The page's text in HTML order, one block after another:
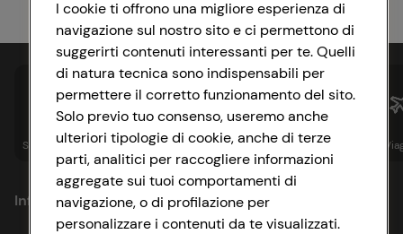
Spesa online Assicurazioni Sapori& Istituzionale
Informazioni
I cookie ti offrono una migliore esperienza di
navigazione sul nostro sito e ci permettono di
suggerirti contenuti interessanti per te. Quelli
di natura tecnica sono indispensabili per
permettere il corretto funzionamento del sito.
Solo previo tuo consenso, useremo anche
ulteriori tipologie di cookie, anche di terze
parti, analitici per raccogliere informazioni
aggregate sui tuoi comportamenti di
navigazione, o di profilazione per
personalizzare i contenuti da te visualizzati.